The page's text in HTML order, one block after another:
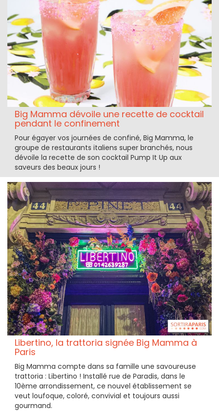
Big Mamma dévoile une recette de cocktail
pendant le confinement
Pour égayer vos journées de confiné, Big Mamma, le
groupe de restaurants italiens super branchés, nous
dévoile la recette de son cocktail Pump It Up aux
saveurs des beaux jours !
Libertino, la trattoria signée Big Mamma à
Paris
Big Mamma compte dans sa famille une savoureuse
trattoria : Libertino ! Installé rue de Paradis, dans le
10ème arrondissement, ce nouvel établissement se
veut loufoque, coloré, convivial et toujours aussi
gourmand.